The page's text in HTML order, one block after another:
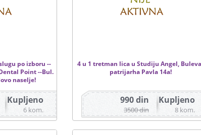
po izboru --
Point --Bul.
naselje!
Kupljeno
6 kom.
4 u 1 tretman lica u Studiju Angel,
patrijarha Pavla 14a!
Kupljeno
8 kom.
990 din
3500 din